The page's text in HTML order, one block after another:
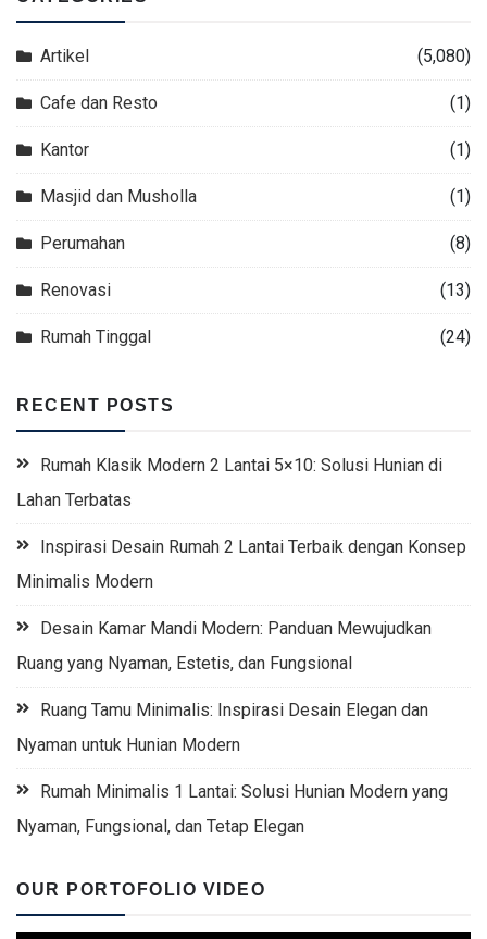
Artikel (5,080)
Cafe dan Resto (1)
Kantor (1)
Masjid dan Musholla (1)
Perumahan (8)
Renovasi (13)
Rumah Tinggal (24)
RECENT POSTS
Rumah Klasik Modern 2 Lantai 5×10: Solusi Hunian di
Lahan Terbatas
Inspirasi Desain Rumah 2 Lantai Terbaik dengan Konsep
Minimalis Modern
Desain Kamar Mandi Modern: Panduan Mewujudkan
Ruang yang Nyaman, Estetis, dan Fungsional
Ruang Tamu Minimalis: Inspirasi Desain Elegan dan
Nyaman untuk Hunian Modern
Rumah Minimalis 1 Lantai: Solusi Hunian Modern yang
Nyaman, Fungsional, dan Tetap Elegan
OUR PORTOFOLIO VIDEO